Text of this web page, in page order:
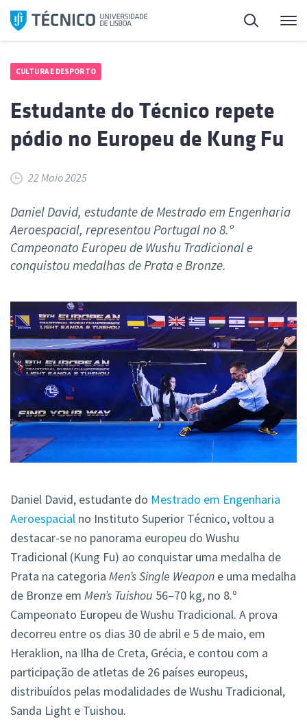
Saltar
para
Pesquisa
CULTURA E DESPORTO
Estudante do Técnico repete
pódio no Europeu de Kung Fu
22 Maio 2025
Daniel David, estudante de Mestrado em Engenharia
Aeroespacial, representou Portugal no 8.º
Campeonato Europeu de Wushu Tradicional e
conquistou medalhas de Prata e Bronze.
Daniel David, estudante do Mestrado em Engenharia
Aeroespacial no Instituto Superior Técnico, voltou a
destacar-se no panorama europeu do Wushu
Tradicional (Kung Fu) ao conquistar uma medalha de
Prata na categoria Men’s Single Weapon e uma medalha
de Bronze em Men’s Tuishou 56–70 kg, no 8.º
Campeonato Europeu de Wushu Tradicional. A prova
decorreu entre os dias 30 de abril e 5 de maio, em
Heraklion, na Ilha de Creta, Grécia, e contou com a
participação de atletas de 26 países europeus,
distribuídos pelas modalidades de Wushu Tradicional,
Sanda Light e Tuishou.